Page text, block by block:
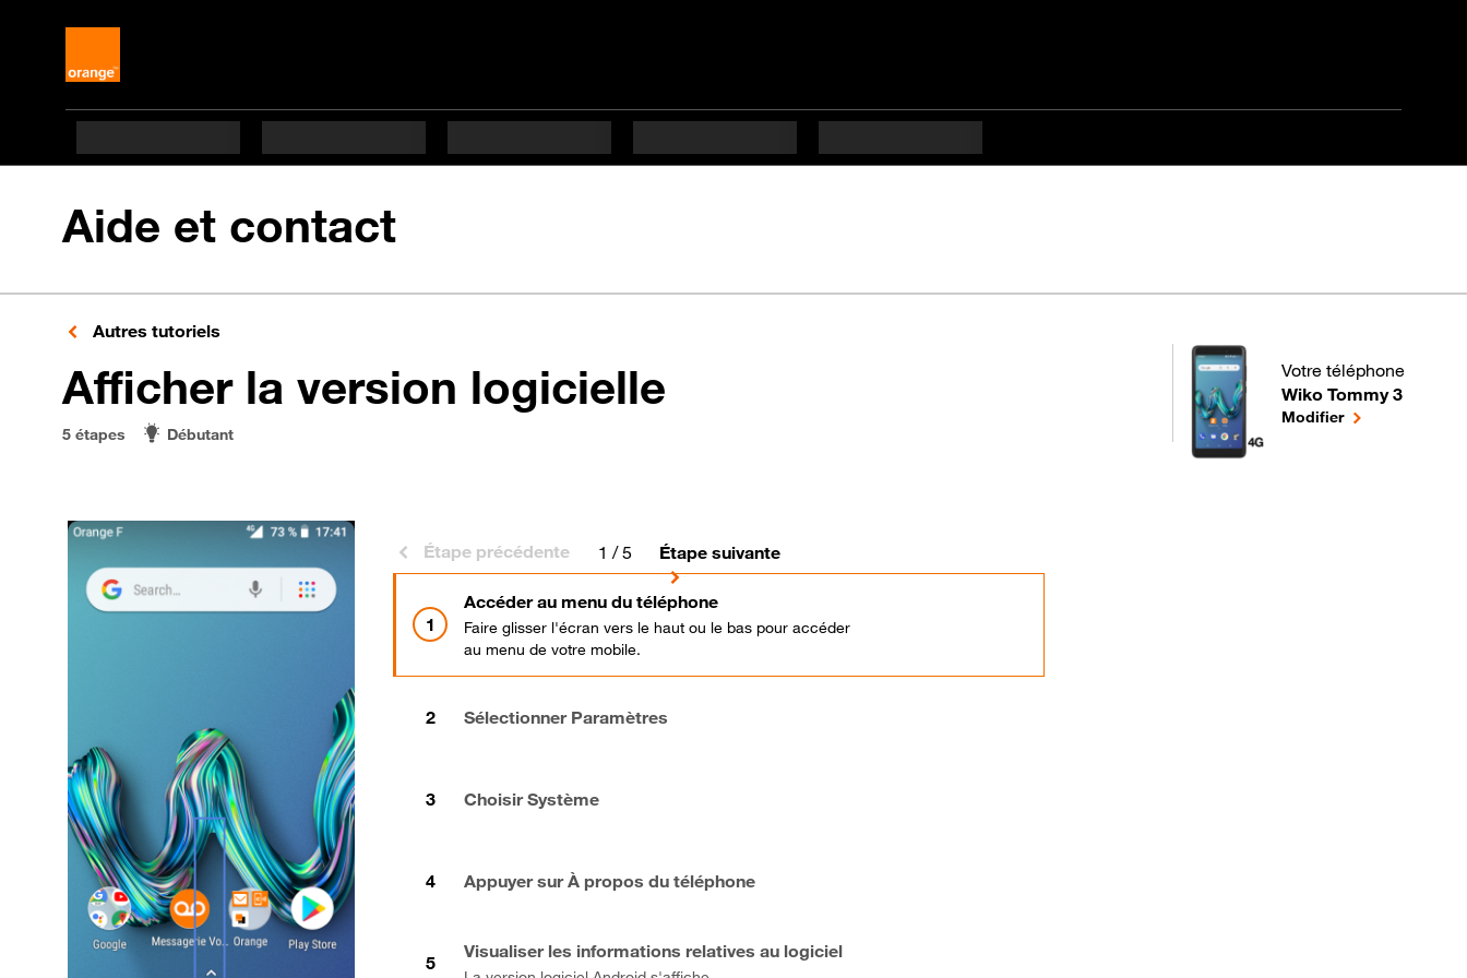
Aide et contact
Autres tutoriels
Afficher la version logicielle en 5 étapes difficulté Débutant
5 étapes Débutant
Votre téléphone
Wiko Tommy 3
pour votre Wiko Tommy
Modifierle téléphone
Étape précédente 1 / 5 Étape suivante
Accéder au menu du téléphone
Faire glisser l'écran vers le haut ou le bas pour accéder
au menu de votre mobile.
Sélectionner Paramètres
Choisir Système
Appuyer sur À propos du téléphone
Visualiser les informations relatives au logiciel